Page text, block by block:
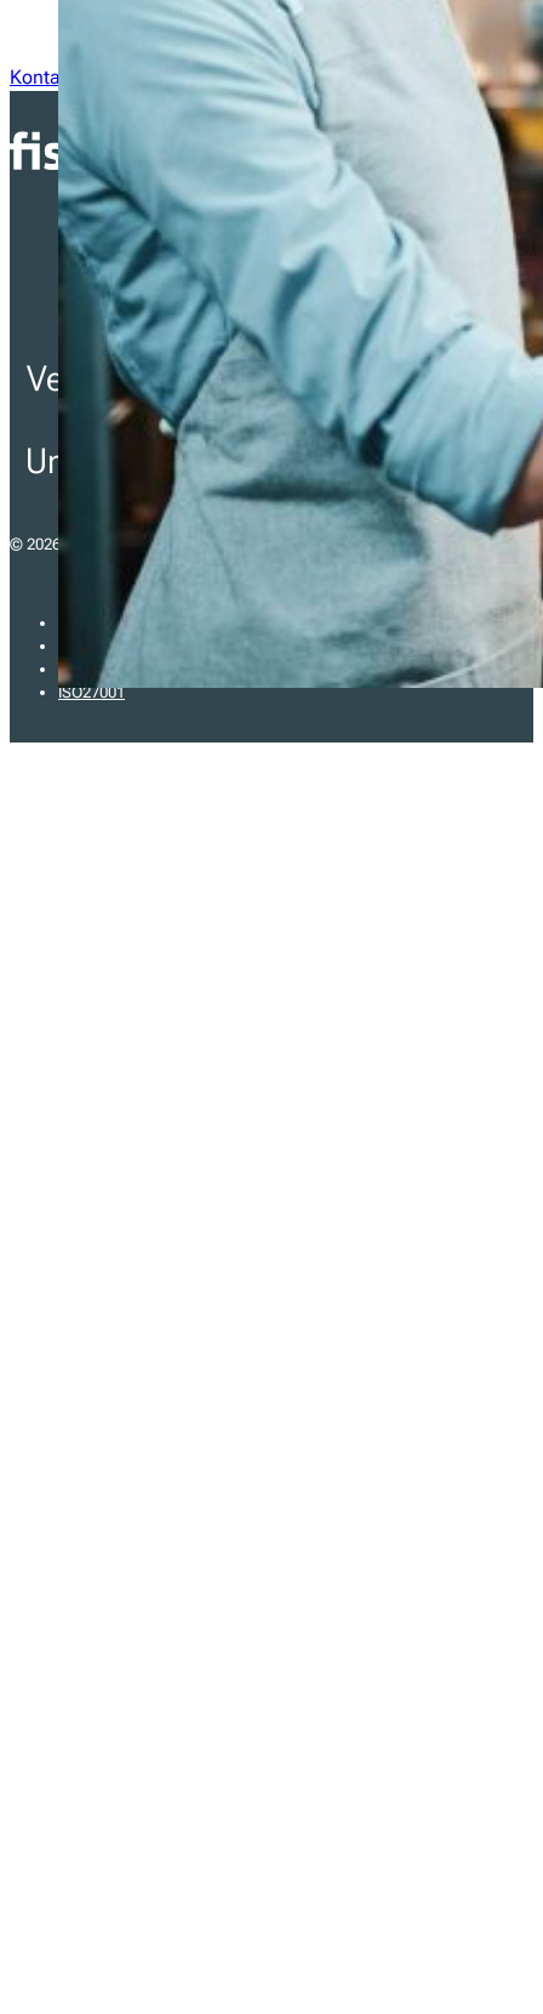
Kontaktieren Sie uns
Vereinfachung der Einhaltung
von Steuergesetzen für
Unternehmen in ganz Europa.
© 2026 - fiskaltrust Österreich GmbH
Impressum
Datenschutzerklärung
Allgemeine Geschäftsbedingungen (AGB)
ISO27001